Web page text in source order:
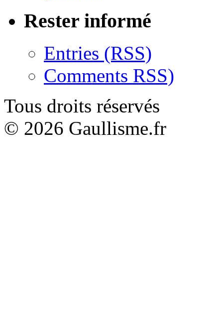
Rester informé
Entries (RSS)
Comments RSS)
Tous droits réservés
© 2026 Gaullisme.fr